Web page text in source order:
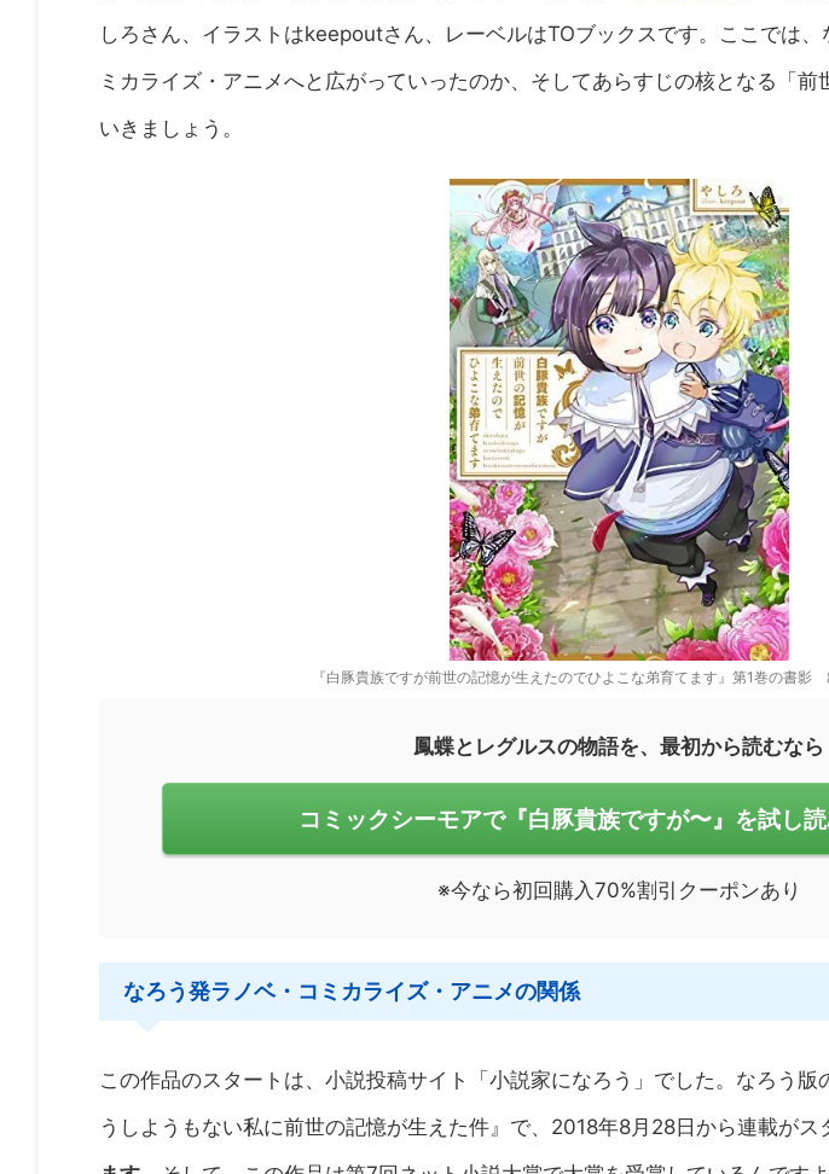
しろさん、イラストはkeepoutさん、レーベルはTOブックスです。ここでは
ミカライズ・アニメへと広がっていったのか、そしてあらすじの核となる「
いきましょう。
『白豚貴族ですが前世の記憶が生えたのでひよこな弟育てます』第1巻の書影
鳳蝶とレグルスの物語を、最初から読むなら
コミックシーモアで『白豚貴族ですが〜』を試し
※今なら初回購入70%割引クーポンあり
なろう発ラノベ・コミカライズ・アニメの関係
この作品のスタートは、小説投稿サイト「小説家になろう」でした。なろう
うしようもない私に前世の記憶が生えた件』で、2018年8月28日から連載がス